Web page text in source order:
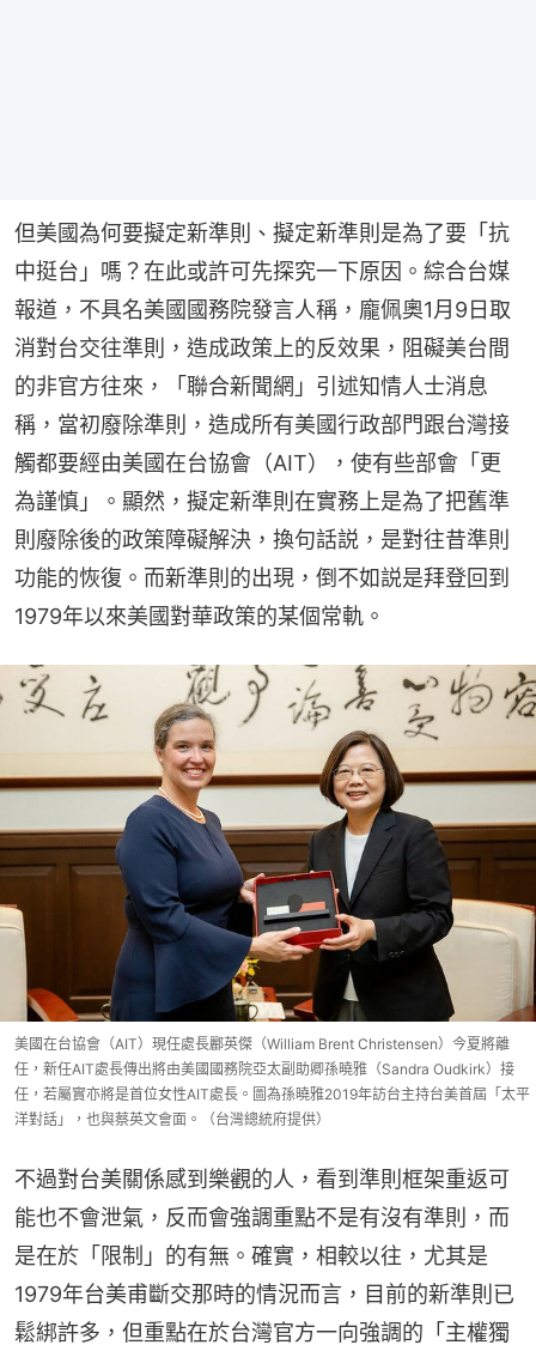
但美國為何要擬定新準則、擬定新準則是為了要「抗
中挺台」嗎？在此或許可先探究一下原因。綜合台媒
報道，不具名美國國務院發言人稱，龐佩奧1月9日取
消對台交往準則，造成政策上的反效果，阻礙美台間
的非官方往來，「聯合新聞網」引述知情人士消息
稱，當初廢除準則，造成所有美國行政部門跟台灣接
觸都要經由美國在台協會（AIT），使有些部會「更
為謹慎」。顯然，擬定新準則在實務上是為了把舊準
則廢除後的政策障礙解決，換句話説，是對往昔準則
功能的恢復。而新準則的出現，倒不如説是拜登回到
1979年以來美國對華政策的某個常軌。
美國在台協會（AIT）現任處長酈英傑（William Brent Christensen）今夏將離
任，新任AIT處長傳出將由美國國務院亞太副助卿孫曉雅（Sandra Oudkirk）接
任，若屬實亦將是首位女性AIT處長。圖為孫曉雅2019年訪台主持台美首屆「太平
洋對話」，也與蔡英文會面。（台灣總統府提供）
不過對台美關係感到樂觀的人，看到準則框架重返可
能也不會泄氣，反而會強調重點不是有沒有準則，而
是在於「限制」的有無。確實，相較以往，尤其是
1979年台美甫斷交那時的情況而言，目前的新準則已
鬆綁許多，但重點在於台灣官方一向強調的「主權獨